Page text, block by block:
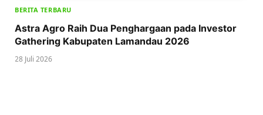
BERITA TERBARU
Astra Agro Raih Dua Penghargaan pada Investor
Gathering Kabupaten Lamandau 2026
28 Juli 2026